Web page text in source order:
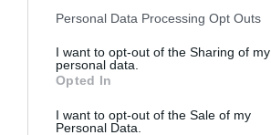
Please note that this website/app uses
not limited to your visit or usage
grant or deny consent to Google and its
use your data for below specified
consent section.
Personal Data Processing Opt Outs
I want to opt-out of the Sharing of my
personal data.
Opted In
I want to opt-out of the Sale of my
Personal Data.
Έσπασαν πιάτα στο κεφάλι του
Αταμάν – Βίντεο από τη Σύμη
06.08.2026 | 19:40